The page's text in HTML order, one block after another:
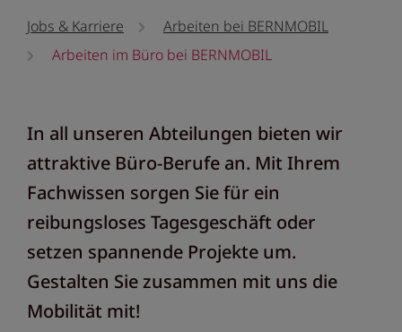
Jobs & Karriere
Arbeiten bei BERNMOBIL
Arbeiten im Büro bei BERNMOBIL
In all unseren Abteilungen bieten wir
attraktive Büro-Berufe an. Mit Ihrem
Fachwissen sorgen Sie für ein
reibungsloses Tagesgeschäft oder
setzen spannende Projekte um.
Gestalten Sie zusammen mit uns die
Mobilität mit!